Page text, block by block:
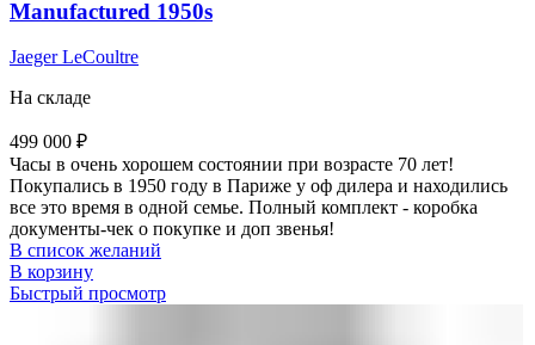
Manufactured 1950s
Jaeger LeCoultre
На складе
499 000 ₽
Часы в очень хорошем состоянии при возрасте 70 лет!
Покупались в 1950 году в Париже у оф дилера и находились
все это время в одной семье. Полный комплект - коробка
документы-чек о покупке и доп звенья!
В список желаний
В корзину
Быстрый просмотр